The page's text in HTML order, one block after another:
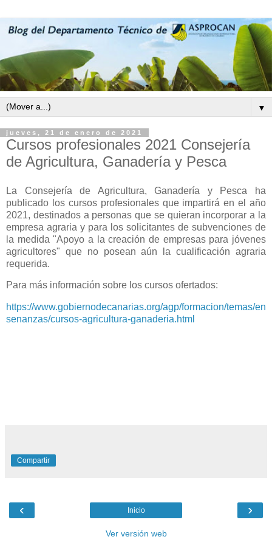
▼
jueves, 21 de enero de 2021
Cursos profesionales 2021 Consejería
de Agricultura, Ganadería y Pesca
La Consejería de Agricultura, Ganadería y Pesca ha
publicado los cursos profesionales que impartirá en el año
2021, destinados a personas que se quieran incorporar a la
empresa agraria y para los solicitantes de subvenciones de
la medida "Apoyo a la creación de empresas para jóvenes
agricultores" que no posean aún la cualificación agraria
requerida.
Para más información sobre los cursos ofertados:
https://www.gobiernodecanarias.org/agp/formacion/temas/en
senanzas/cursos-agricultura-ganaderia.html
Compartir
‹ ›
Inicio
Ver versión web